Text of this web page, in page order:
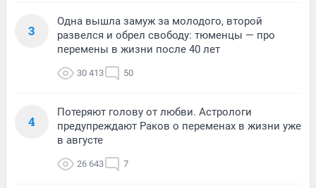
3
Одна вышла замуж за молодого, второй
развелся и обрел свободу: тюменцы — про
перемены в жизни после 40 лет
30 413 50
4
Потеряют голову от любви. Астрологи
предупреждают Раков о переменах в жизни уже
в августе
26 643 7